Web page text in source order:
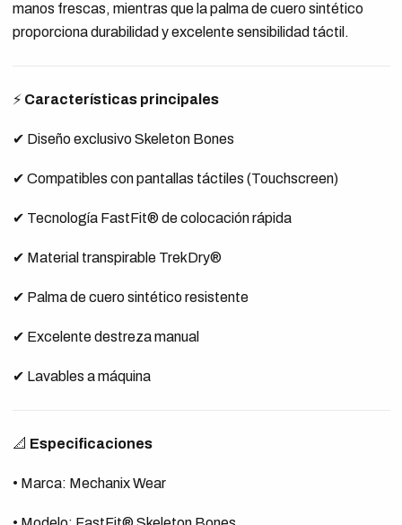
manos frescas, mientras que la palma de cuero sintético
proporciona durabilidad y excelente sensibilidad táctil.
⚡ Características principales
✔ Diseño exclusivo Skeleton Bones
✔ Compatibles con pantallas táctiles (Touchscreen)
✔ Tecnología FastFit® de colocación rápida
✔ Material transpirable TrekDry®
✔ Palma de cuero sintético resistente
✔ Excelente destreza manual
✔ Lavables a máquina
📐 Especificaciones
• Marca: Mechanix Wear